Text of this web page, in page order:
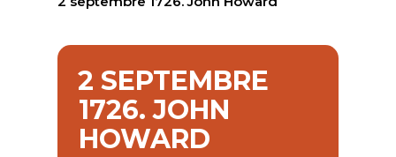
2 SEPTEMBRE
1726. JOHN
HOWARD